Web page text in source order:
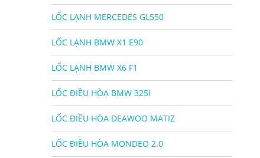
LỐC LẠNH MERCEDES GL550
LỐC LẠNH BMW X1 E90
LỐC LẠNH BMW X6 F1
LỐC ĐIỀU HÒA BMW 325i
LỐC ĐIỀU HÒA DEAWOO MATIZ
LỐC ĐIỀU HÒA MONDEO 2.0